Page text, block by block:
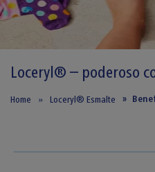
Loceryl® – poderoso
Home Loceryl® Esmalte